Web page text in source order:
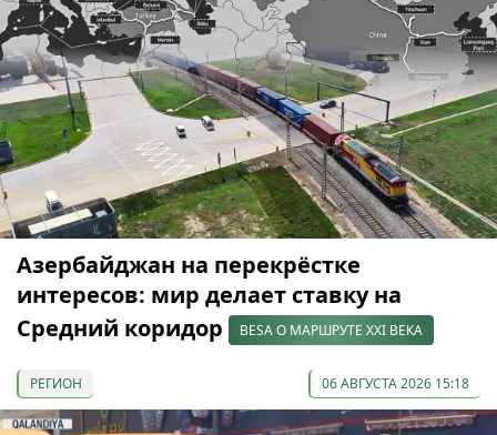
Азербайджан на перекрёстке
интересов: мир делает ставку на
Средний коридор
BESA О МАРШРУТЕ XXI ВЕКА
РЕГИОН 06 АВГУСТА 2026 15:18